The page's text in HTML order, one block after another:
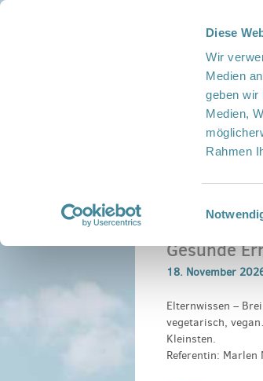
Diese
Wir
Medien
geben wir
Medien,
Rahmen
Intern
Gesunde
18. November
Elternwissen –
vegetarisch,
Kleinsten.
Referentin: